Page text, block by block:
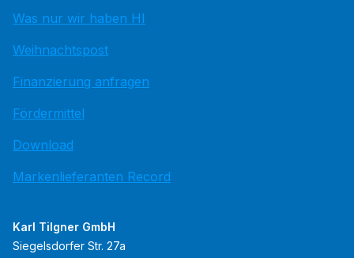
Was nur wir haben HI
Weihnachtspost
Finanzierung anfragen
Fördermittel
Download
Markenlieferanten Record
Karl Tilgner GmbH
Siegelsdorfer Str. 27a